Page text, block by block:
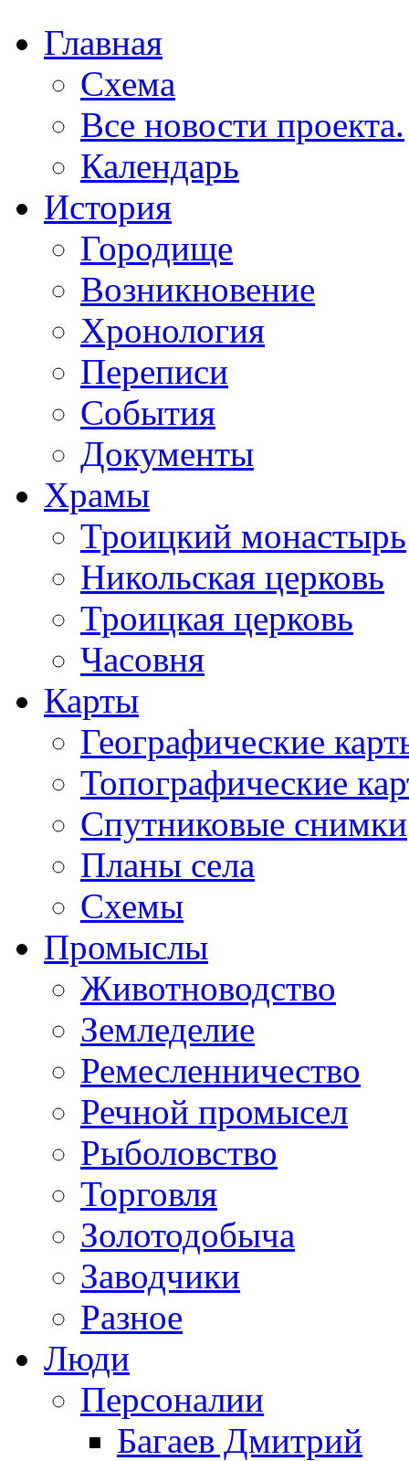
Главная
Схема
Все новости проекта.
Календарь
История
Городище
Возникновение
Хронология
Переписи
События
Документы
Храмы
Троицкий монастырь
Никольская церковь
Троицкая церковь
Часовня
Карты
Географические
Топографические
Спутниковые снимки
Планы села
Схемы
Промыслы
Животноводство
Земледелие
Ремесленничество
Речной промысел
Рыболовство
Торговля
Золотодобыча
Заводчики
Разное
Люди
Персоналии
Багаев Дмитрий